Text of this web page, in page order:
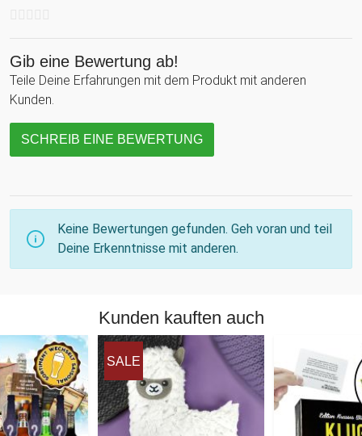
Gib eine Bewertung ab!
Teile Deine Erfahrungen mit dem Produkt mit anderen
Kunden.
SCHREIB EINE BEWERTUNG
Keine Bewertungen gefunden. Geh voran und teil
Deine Erkenntnisse mit anderen.
Kunden kauften auch
SALE